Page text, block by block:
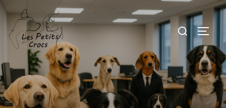
contenu
Rechercher :